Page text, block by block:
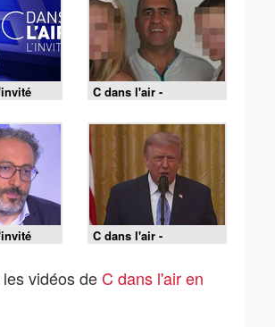
C dans l'air -
31/07/2026
C dans l'air -
30/07/2026
vidéos de C dans l'air en